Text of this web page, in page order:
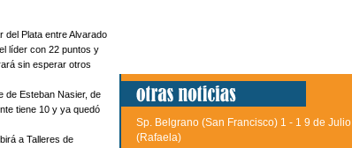
del Plata entre Alvarado
líder con 22 puntos y
sin esperar otros
de Esteban Nasier, de
tiene 10 y ya quedó
a Talleres de
Sp. Belgrano (San Francisco) 1 - 1 9 de Julio
(Rafaela)